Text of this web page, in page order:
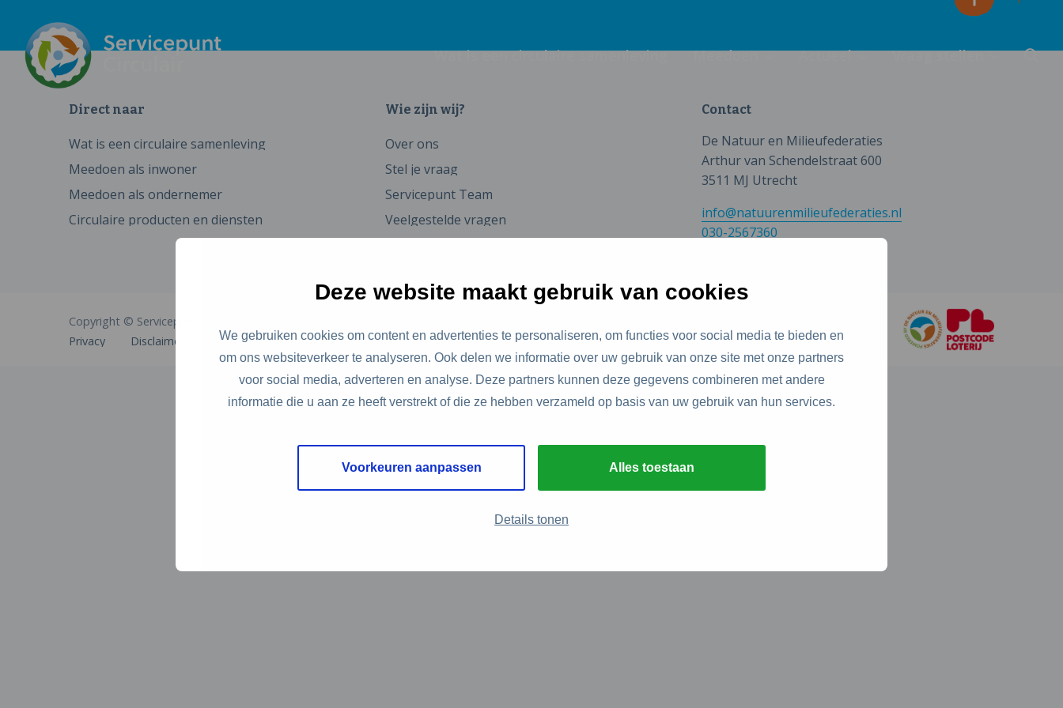
Deze website maakt gebruik van cookies
We gebruiken cookies om content en advertenties te personaliseren, om functies voor social media te bieden en
om ons websiteverkeer te analyseren. Ook delen we informatie over uw gebruik van onze site met onze partners
voor social media, adverteren en analyse. Deze partners kunnen deze gegevens combineren met andere
informatie die u aan ze heeft verstrekt of die ze hebben verzameld op basis van uw gebruik van hun services.
Voorkeuren aanpassen Alles toestaan
Details tonen
Wat is een circulaire samenleving Meedoen Actueel Vraag stellen
Direct naar
Wat is een circulaire samenleving
Meedoen als inwoner
Meedoen als ondernemer
Circulaire producten en diensten
Wie zijn wij?
Over ons
Stel je vraag
Servicepunt Team
Veelgestelde vragen
Contact
De Natuur en Milieufederaties
Arthur van Schendelstraat 600
3511 MJ Utrecht
info@natuurenmilieufederaties.nl
030-2567360
Copyright © Servicepunt Circulair
Privacy
Disclaimer Cookies Toegankelijkheid